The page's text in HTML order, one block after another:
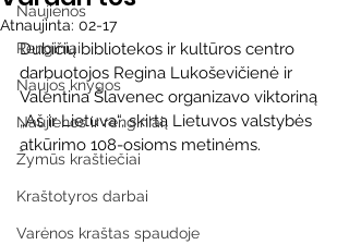
Naujienos
Renginiai
Naujos knygos
Naujienos ir renginiai
Žymūs kraštiečiai
Kraštotyros darbai
Varėnos kraštas spaudoje
Atnaujinta: 02-17
Dubičių bibliotekos ir kultūros centro
darbuotojos Regina Lukoševičienė ir
Valentina Šlavenec organizavo viktoriną
„Aš ir Lietuva“, skirtą Lietuvos valstybės
atkūrimo 108-osioms metinėms.